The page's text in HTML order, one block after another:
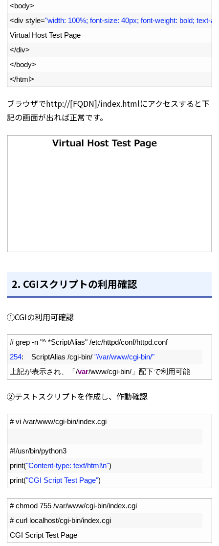
<body>
<div style="width: 100%; font-size: 40px; font-weight: bold; text-
Virtual Host Test Page
</div>
</body>
</html>
ブラウザでhttp://[FQDN]/index.htmlにアクセスすると下
記の画面が出れば正常です。
2. CGIスクリプトの利用確認
①CGIの利用可確認
# grep -n "^ *ScriptAlias" /etc/httpd/conf/httpd.conf
254: ScriptAlias /cgi-bin/ "/var/www/cgi-bin/"
上記が表示され、「/var/www/cgi-bin/ 」配下で利用可能
②テストスクリプトを作成し、作動確認
# vi /var/www/cgi-bin/index.cgi
#!/usr/bin/python3
print("Content-type: text/html\n")
print("CGI Script Test Page")
# chmod 755 /var/www/cgi-bin/index.cgi
# curl localhost/cgi-bin/index.cgi
CGI Script Test Page